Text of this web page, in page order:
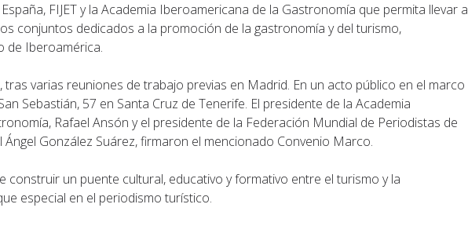
FIJET y la Academia Iberoamericana de la Gastronomía que permita llevar a
conjuntos dedicados a la promoción de la gastronomía y del turismo,
de Iberoamérica.
tras varias reuniones de trabajo previas en Madrid. En un acto público en el marco
Sebastián, 57 en Santa Cruz de Tenerife. El presidente de la Academia
Rafael Ansón y el presidente de la Federación Mundial de Periodistas de
Ángel González Suárez, firmaron el mencionado Convenio Marco.
construir un puente cultural, educativo y formativo entre el turismo y la
especial en el periodismo turístico.